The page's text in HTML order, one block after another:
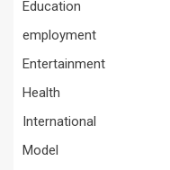
Education
employment
Entertainment
Health
International
Model